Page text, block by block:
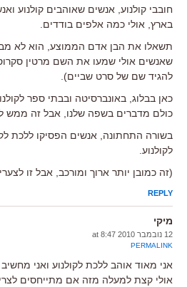
חובבי קולנוע, אנשים שאוהבים קולנוע
בארץ, אולי כמה אלפים בודדים.
תשאלו את הבן אדם הממוצע, הוא לא
שאנשים אולי שמעו את השם מרטין
להגיד שם של סרט שביים).
כאן בבלוג, באונברסיטה ובבתי ספר
כולם מדברים בשפה שלנו, אבל זה ממש
בשורה התחתונה, אנשים הפסיקו ללכת
לקולנוע.
(זה כמובן יותר ארוך ומורכב, אבל זו
REPLY
מיקי
12 נובמבר 2010 at 8:47
PERMALINK
אני מאוד אוהב ללכת לקולנוע ואני
אולי קצת למעלה מזה אם מתייחסים